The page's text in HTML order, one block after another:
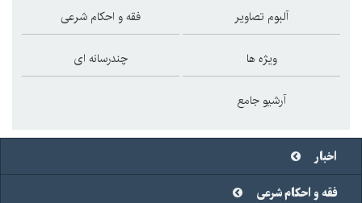
آلبوم تصاویر فقه و احکام شرعی
ویژه ها چندرسانه ای
آرشیو جامع
اخبار
فقه و احکام شرعی